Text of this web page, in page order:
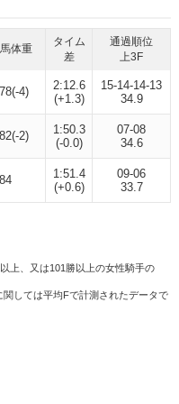
馬体重
タイム
差
通過順位
上3F
4)
2:12.6
(+1.3)
15-14-14-13
34.9
2)
1:50.3
(-0.0)
07-08
34.6
1:51.4
(+0.6)
09-06
33.7
上、又は101勝以上の女性騎手の
しては平均Fで計測されたデータで